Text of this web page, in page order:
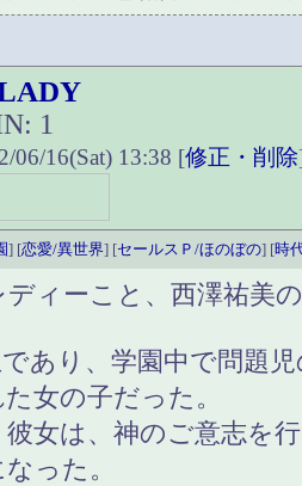
1
06/16(Sat) 13:38 [修正・削除
] [恋愛/異世界] [セールスＰ/ほのぼの] [時
ィーこと、西澤祐美
あり、学園中で問題
女の子だった。
女は、神のご意志を
った。